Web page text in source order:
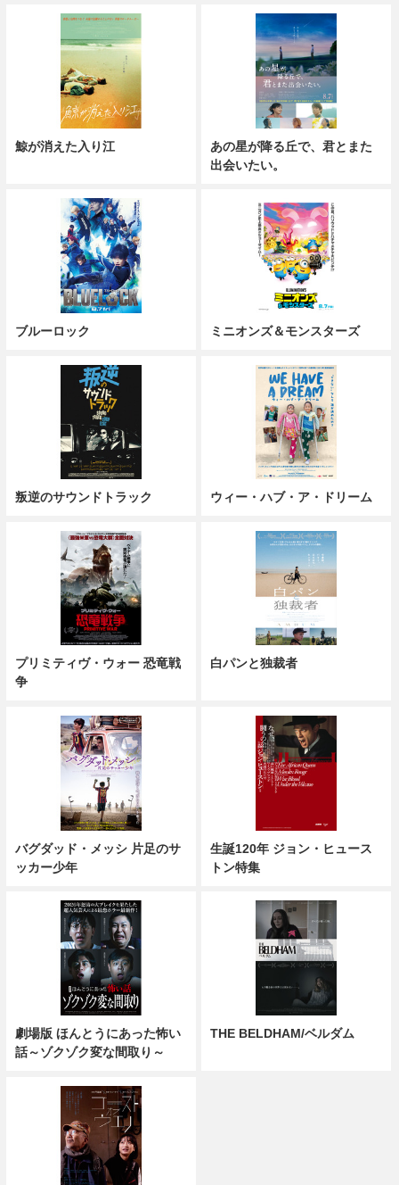
鯨が消えた入り江
あの星が降る丘で、君とまた
出会いたい。
ブルーロック ミニオンズ＆モンスターズ
叛逆のサウンドトラック ウィー・ハブ・ア・ドリーム
プリミティヴ・ウォー 恐竜戦
争
白パンと独裁者
バグダッド・メッシ 片足のサ
ッカー少年
生誕120年 ジョン・ヒュース
トン特集
劇場版 ほんとうにあった怖い
話～ゾクゾク変な間取り～
THE BELDHAM/ベルダム